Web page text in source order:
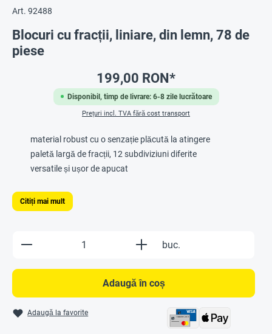
Art. 92488
Blocuri cu fracții, liniare, din lemn, 78 de
piese
Disponibil, timp de livrare: 6-8 zile lucrătoare
199,00 RON*
Prețuri incl. TVA fără cost transport
material robust cu o senzație plăcută la atingere
paletă largă de fracții, 12 subdiviziuni diferite
versatile și ușor de apucat
Citiți mai mult
Produkt Anzahl: Gib den gewünschten
buc.
Adaugă în coș
Adaugă la favorite